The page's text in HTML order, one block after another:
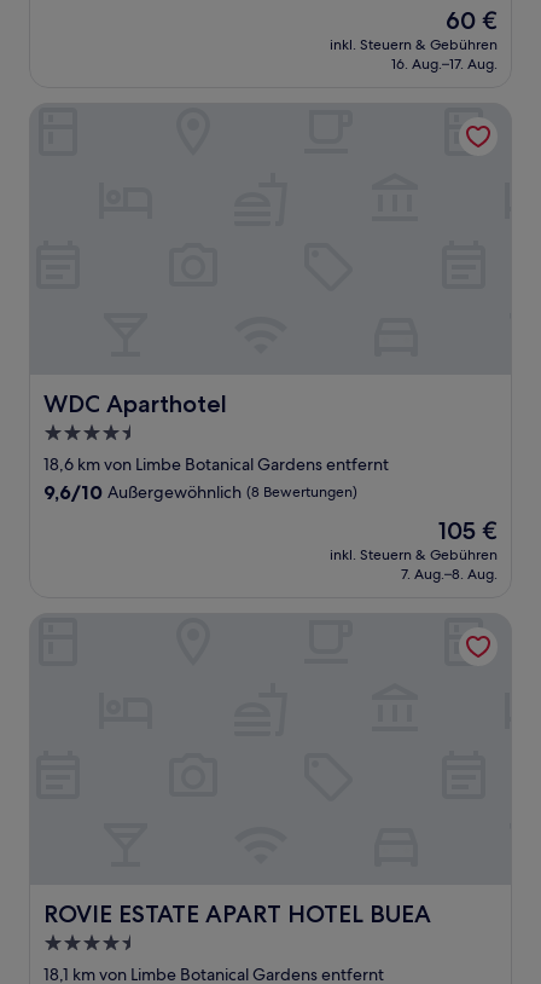
Der
Preis
beträgt
60 €
inkl. Steuern & Gebühren
16. Aug.–17. Aug.
WDC Aparthotel
WDC Aparthotel
4.5-
Sterne-
Unterkunft
18,6 km von Limbe Botanical Gardens entfernt
9.6
9,6/10 Außergewöhnlich (8 Bewertungen)
Der
Preis
beträgt
105 €
inkl. Steuern & Gebühren
7. Aug.–8. Aug.
ROVIE ESTATE APART HOTEL BUEA
ROVIE ESTATE APART HOTEL BUEA
4.5-
Sterne-
18,1 km von Limbe Botanical Gardens entfernt